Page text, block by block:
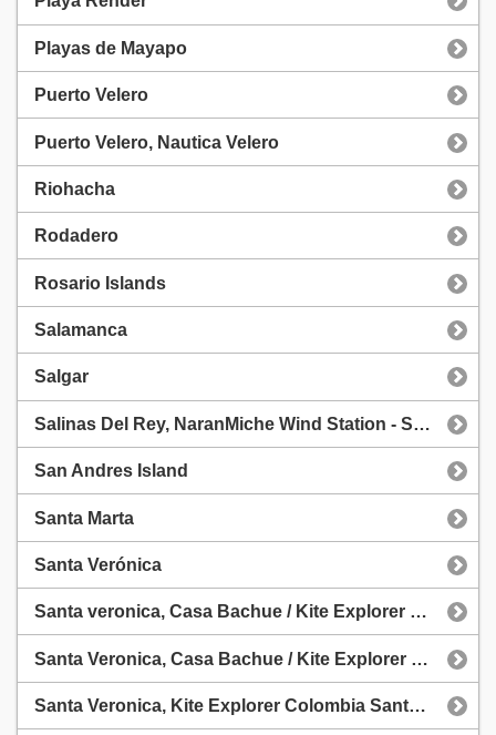
Playas de Mayapo
Puerto Velero
Puerto Velero, Nautica Velero
Riohacha
Rodadero
Rosario Islands
Salamanca
Salgar
Salinas Del Rey, NaranMiche Wind Station - Salinas Del Rey
San Andres Island
Santa Marta
Santa Verónica
Santa veronica, Casa Bachue / Kite Explorer Colombia
Santa Veronica, Casa Bachue / Kite Explorer Colombia
Santa Veronica, Kite Explorer Colombia Santa Veronica